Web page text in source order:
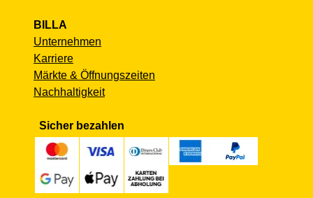
BILLA
Unternehmen
Karriere
Märkte & Öffnungszeiten
Nachhaltigkeit
Sicher bezahlen